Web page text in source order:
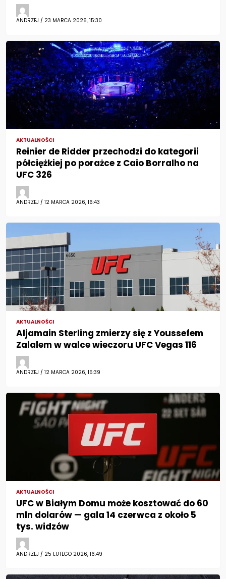
ANDRZEJ / 23 MARCA 2026, 15:30
AKTUALNOŚCI
Reinier de Ridder przechodzi do kategorii
półciężkiej po porażce z Caio Borralho na
UFC 326
ANDRZEJ / 12 MARCA 2026, 16:43
AKTUALNOŚCI
Aljamain Sterling zmierzy się z Youssefem
Zalalem w walce wieczoru UFC Vegas 116
ANDRZEJ / 12 MARCA 2026, 15:39
AKTUALNOŚCI
UFC w Białym Domu może kosztować do 60
mln dolarów — gala 14 czerwca z około 5
tys. widzów
ANDRZEJ / 25 LUTEGO 2026, 16:49